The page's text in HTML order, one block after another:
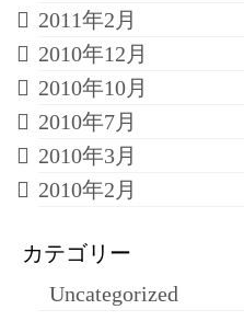
2011年2月
2010年12月
2010年10月
2010年7月
2010年3月
2010年2月
カテゴリー
Uncategorized